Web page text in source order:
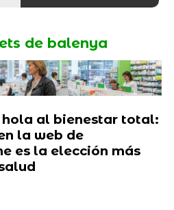
de balenya
hola al bienestar total:
la web de
es la elección más